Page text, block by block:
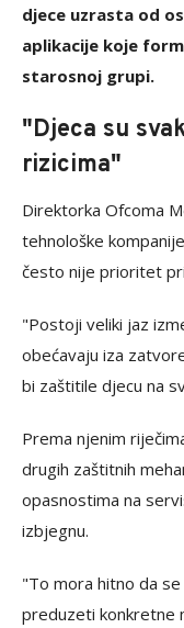
djece uzrasta od
aplikacije koje
starosnoj grupi.
"Djeca su
rizicima"
Direktorka Ofcoma
tehnološke
često nije prioritet
"Postoji veliki jaz
obećavaju iza
bi zaštitile djecu na
Prema njenim
drugih zaštitnih
opasnostima na
izbjegnu.
"To mora hitno da
preduzeti konkretne